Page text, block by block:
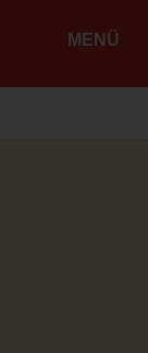
MENÜ